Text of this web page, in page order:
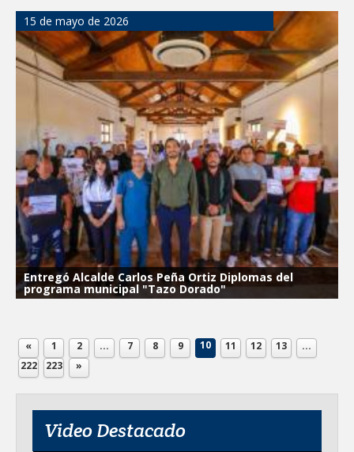
15 de mayo de 2026
Entregó Alcalde Carlos Peña Ortiz Diplomas del
programa municipal "Tazo Dorado"
« 1 2 ... 7 8 9 10 11 12 13
...
222
223 »
Video Destacado